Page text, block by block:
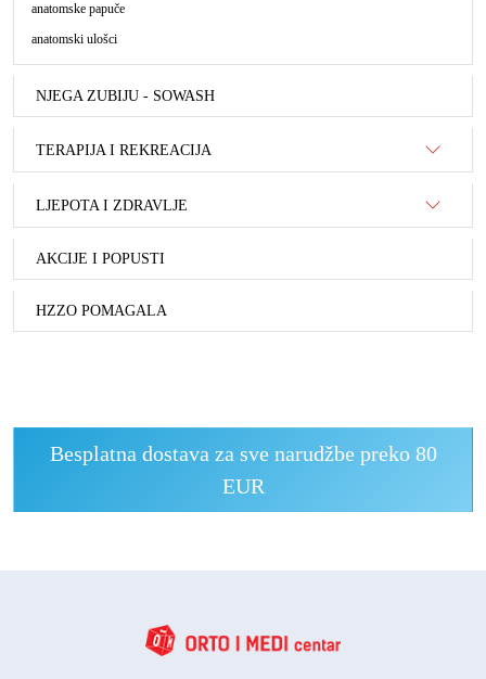
anatomske papuče
anatomski ulošci
NJEGA ZUBIJU - SOWASH
TERAPIJA I REKREACIJA
LJEPOTA I ZDRAVLJE
AKCIJE I POPUSTI
HZZO POMAGALA
Besplatna dostava za sve narudžbe preko 80
EUR